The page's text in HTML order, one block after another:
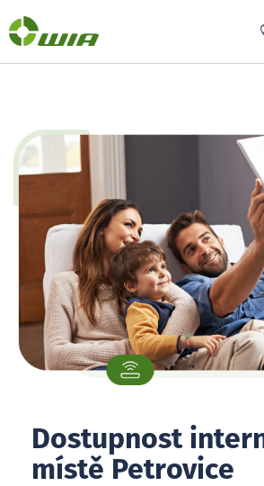
Dostupnost
místě Petrovice